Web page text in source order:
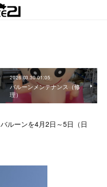
2026.03.30 01:05
バルーンメンテナンス（修
理）
ルーンを4月2日～5日（日